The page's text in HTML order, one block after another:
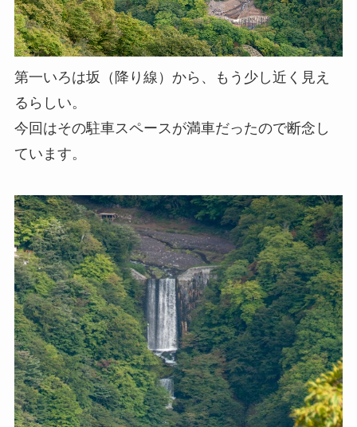
第一いろは坂（降り線）から、もう少し近く見え
るらしい。
今回はその駐車スペースが満車だったので断念し
ています。